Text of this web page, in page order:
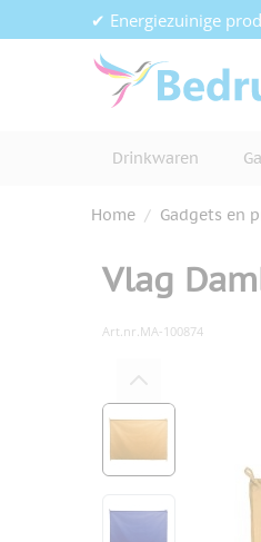
Ga naar de inhoud✔ Energiezuinige
Drinkwaren
Home / Gadgets en
Vlag
Art.nr.MA-100874
View larger
View larger